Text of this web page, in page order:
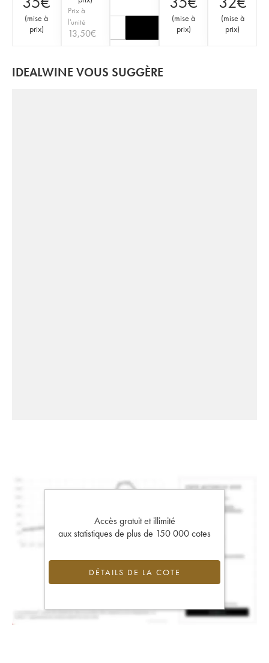
(mise à
prix)
Prix à
l'unité
13,50€
(mise à
prix)
(mise à
prix)
IDEALWINE VOUS SUGGÈRE
Accès gratuit et illimité
aux statistiques de plus de 150 000 cotes
DÉTAILS DE LA COTE